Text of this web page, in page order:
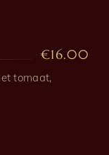
€16.00
tomaat,